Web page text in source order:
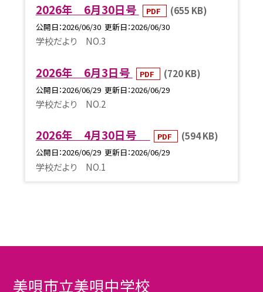
2026年 6月30日号 PDF (655 KB)
公開日 2026/06/30 更新日 2026/06/30
学校だより NO.3
2026年 6月3日号 PDF (720 KB)
公開日 2026/06/29 更新日 2026/06/29
学校だより NO.2
2026年 4月30日号 PDF (594 KB)
公開日 2026/06/29 更新日 2026/06/29
学校だより NO.1
美唄市立美唄中学校